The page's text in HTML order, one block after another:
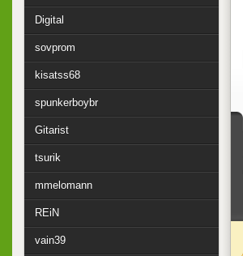
Digital
sovprom
kisatss68
spunkerboybr
Gitarist
tsurik
mmelomann
REiN
vain39